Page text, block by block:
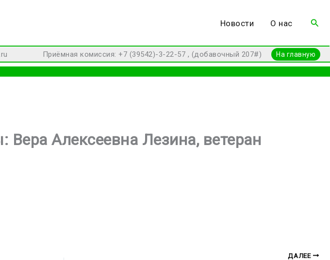
Новости О нас
Приёмная комиссия: +7 (39542)-3-22-57 , (добавочный 207#) На главную
Вера Алексеевна Лезина, ветеран
ДАЛЕЕ